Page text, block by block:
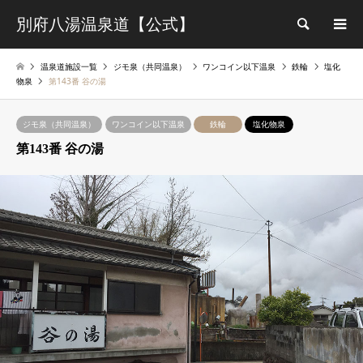
別府八湯温泉道【公式】 検索
温泉道施設一覧 ジモ泉（共同温泉） ワンコイン以下温泉 鉄輪
塩化
物泉
第143番 谷の湯
ジモ泉（共同温泉） ワンコイン以下温泉 鉄輪 塩化物泉
第143番 谷の湯